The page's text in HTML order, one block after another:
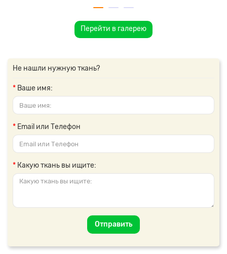
Перейти в галерею
Не нашли нужную ткань?
Ваше имя:
Email или Телефон
Какую ткань вы ищите:
Отправить